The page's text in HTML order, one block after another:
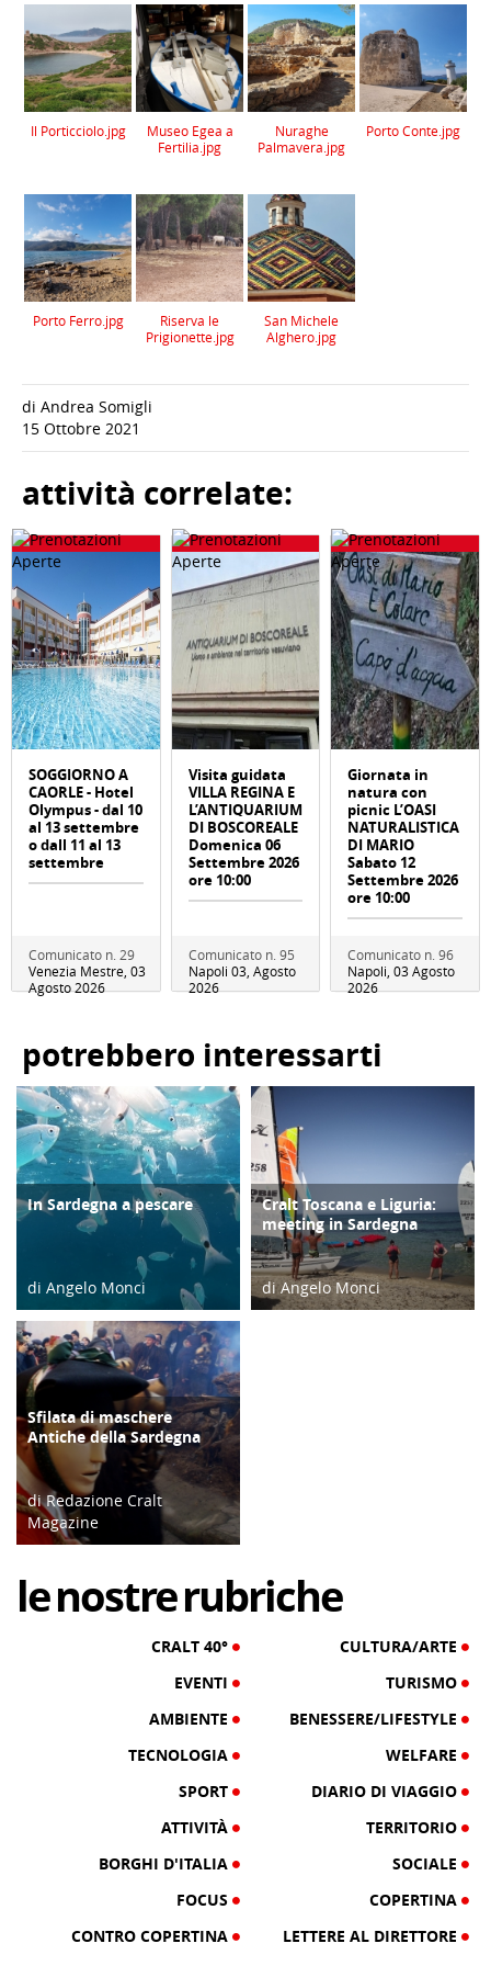
Il Porticciolo.jpg
Museo Egea a
Fertilia.jpg
Nuraghe
Palmavera.jpg
Porto Conte.jpg
Porto Ferro.jpg
Riserva le
Prigionette.jpg
San Michele
Alghero.jpg
di Andrea Somigli
15 Ottobre 2021
attività correlate:
SOGGIORNO A
CAORLE - Hotel
Olympus - dal 10
al 13 settembre
o dall 11 al 13
settembre
Comunicato n. 29
Venezia Mestre, 03
Agosto 2026
Visita guidata
VILLA REGINA E
L’ANTIQUARIUM
DI BOSCOREALE
Domenica 06
Settembre 2026
ore 10:00
Comunicato n. 95
Napoli 03, Agosto
2026
Giornata in
natura con
picnic L’OASI
NATURALISTICA
DI MARIO
Sabato 12
Settembre 2026
ore 10:00
Comunicato n. 96
Napoli, 03 Agosto
2026
potrebbero interessarti
ATTIVITÀ
In Sardegna a pescare
di Angelo Monci
30/09/23
DIARIO DI VIAGGIO
Cralt Toscana e Liguria:
meeting in Sardegna
di Angelo Monci
TERRITORIO
Sfilata di maschere
Antiche della Sardegna
di Redazione Cralt
Magazine
lenostrerubriche
CRALT 40°
CULTURA/ARTE
EVENTI
TURISMO
AMBIENTE
BENESSERE/LIFESTYLE
TECNOLOGIA
WELFARE
SPORT
DIARIO DI VIAGGIO
ATTIVITÀ
TERRITORIO
BORGHI D'ITALIA
SOCIALE
FOCUS
COPERTINA
CONTRO COPERTINA
LETTERE AL DIRETTORE